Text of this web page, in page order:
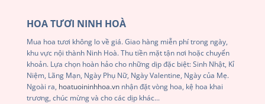
HOA TƯƠI NINH HOÀ
Mua hoa tươi không lo về giá. Giao hàng miễn phí trong ngày,
khu vực nội thành Ninh Hoà. Thu tiền mặt tận nơi hoặc chuyển
khoản. Lựa chọn hoàn hảo cho những dịp đặc biệt: Sinh Nhật, Kỉ
Niệm, Lãng Mạn, Ngày Phụ Nữ, Ngày Valentine, Ngày của Mẹ.
Ngoài ra, hoatuoininhhoa.vn nhận đặt vòng hoa, kệ hoa khai
trương, chúc mừng và cho các dịp khác...